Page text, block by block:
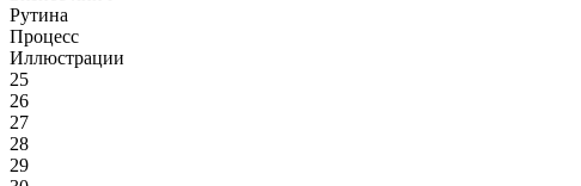
Рутина
Процесс
Иллюстрации
25
26
27
28
29